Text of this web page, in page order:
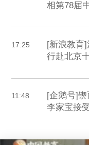
相第78届
17:25
[新浪教育
行赴北京
11:48
[企鹅号]
李家宝接